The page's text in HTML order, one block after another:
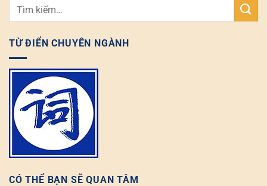
TỪ ĐIỂN CHUYÊN NGÀNH
CÓ THỂ BẠN SẼ QUAN TÂM